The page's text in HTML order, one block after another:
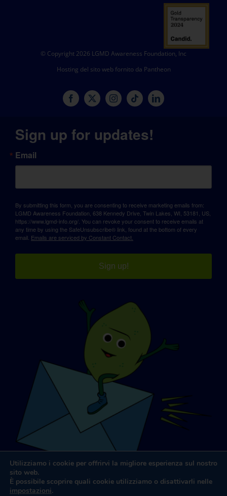
© Copyright 2026 LGMD Awareness Foundation, Inc
Hosting del sito web fornito da Pantheon
Sign up for updates!
Email
By submitting this form, you are consenting to receive marketing emails from:
LGMD Awareness Foundation, 638 Kennedy Drive, Twin Lakes, WI, 53181, US,
https://www.lgmd-info.org/. You can revoke your consent to receive emails at
any time by using the SafeUnsubscribe® link, found at the bottom of every
email. Emails are serviced by Constant Contact.
Sign up!
Utilizziamo i cookie per offrirvi la migliore esperienza sul nostro
sito web.
È possibile scoprire quali cookie utilizziamo o disattivarli nelle
impostazioni.